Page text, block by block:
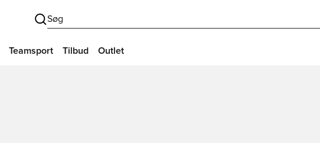
Søg
Teamsport Tilbud Outlet